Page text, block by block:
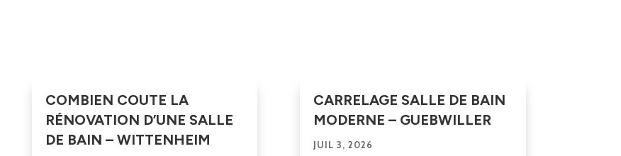
COMBIEN COUTE LA
RÉNOVATION D’UNE SALLE
DE BAIN – WITTENHEIM
CARRELAGE SALLE DE BAIN
MODERNE – GUEBWILLER
JUIL 3, 2026